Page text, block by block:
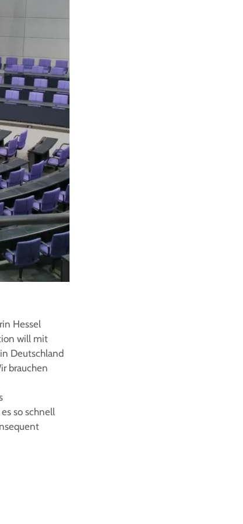
Hessel
will mit
Deutschland
brauchen
so schnell